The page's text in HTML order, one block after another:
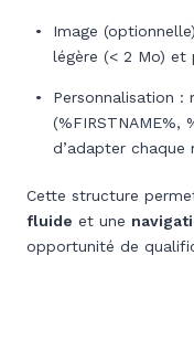
Image
légère (< 2 Mo) et
Personnalisation :
(%FIRSTNAME%,
d’adapter chaque
Cette structure
fluide et une
opportunité de